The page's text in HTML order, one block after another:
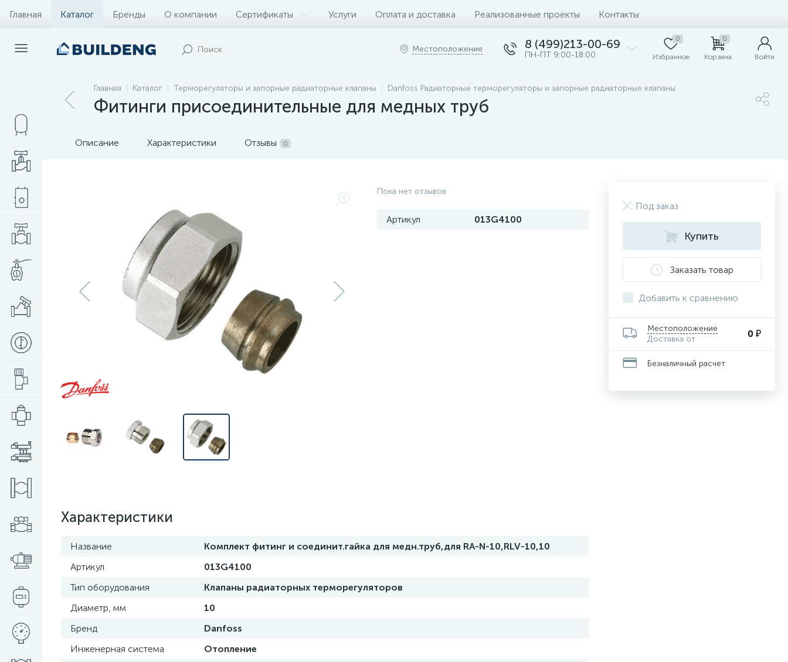
Главная Каталог Бренды О компании Сертификаты Услуги Оплата и доставка Реализованные проекты Контакты
Местоположение 8 (499)213-00-69
ПН-ПТ 9:00-18:00
0
Избранное
0
Корзина Войти
Главная Каталог Терморегуляторы и запорные радиаторные клапаны Danfoss Радиаторные терморегуляторы и запорные радиаторные клапаны
Фитинги присоединительные для медных труб
Описание Характеристики Отзывы 0
Пока нет отзывов
Артикул 013G4100
Характеристики
Название
Комплект фитинг и соединит.гайка для медн.труб,для RA-N-10,RLV-10,10
Артикул
013G4100
Тип оборудования
Клапаны радиаторных терморегуляторов
Диаметр, мм
10
Бренд
Danfoss
Инженерная система
Отопление
Под заказ
Купить
Заказать товар
Добавить к сравнению
Местоположение
Доставка от
0 ₽
Безналичный расчет